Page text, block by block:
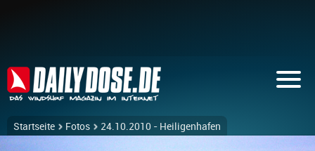
Startseite Fotos 24.10.2010 - Heiligenhafen